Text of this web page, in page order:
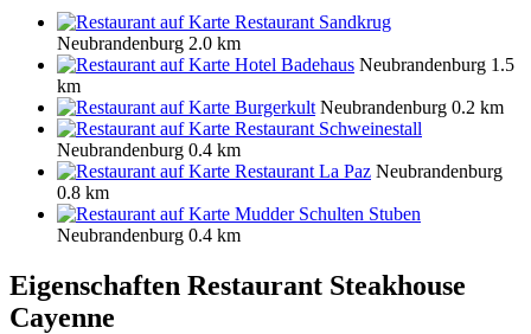
Restaurant Sandkrug
Neubrandenburg 2.0 km
Hotel Badehaus Neubrandenburg 1.5
km
Burgerkult Neubrandenburg 0.2 km
Restaurant Schweinestall
Neubrandenburg 0.4 km
Restaurant La Paz Neubrandenburg
0.8 km
Mudder Schulten Stuben
Neubrandenburg 0.4 km
Eigenschaften Restaurant Steakhouse
Cayenne